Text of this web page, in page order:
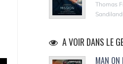
Thomas
A VOIR DANS LE
MAN ON